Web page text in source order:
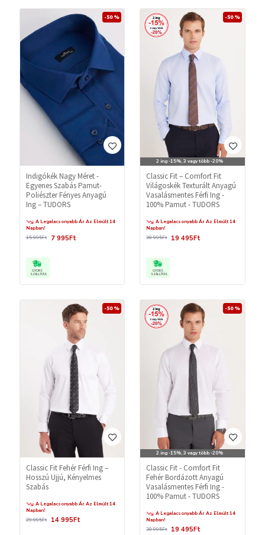
-50 %
Indigókék Nagy Méret -
Egyenes Szabás Pamut-
Poliészter Fényes Anyagú
Ing – TUDORS
A Legalacsonyabb Ár Az Elmúlt 14
Napban!
7 995Ft
15 995Ft
GYORS
SZÁLLÍTÁS
2 ing -15%, 3 vagy több -20%
-50 %
Classic Fit – Comfort Fit
Világoskék Texturált Anyagú
Vasalásmentes Férfi Ing -
100% Pamut - TUDORS
A Legalacsonyabb Ár Az Elmúlt 14
Napban!
19 495Ft
38 995Ft
GYORS
SZÁLLÍTÁS
-50 %
Classic Fit Fehér Férfi Ing –
Hosszú Ujjú, Kényelmes
Szabás
A Legalacsonyabb Ár Az Elmúlt 14
Napban!
14 995Ft
29 995Ft
2 ing -15%, 3 vagy több -20%
-50 %
Classic Fit - Comfort Fit
Fehér Bordázott Anyagú
Vasalásmentes Férfi Ing -
100% Pamut - TUDORS
A Legalacsonyabb Ár Az Elmúlt 14
Napban!
19 495Ft
38 995Ft